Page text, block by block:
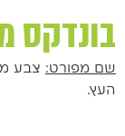
בונדקס
שם מפורט: צבע
העץ.